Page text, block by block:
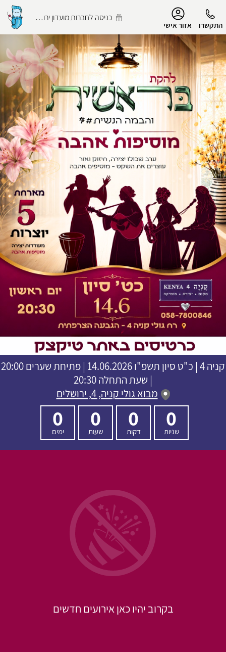
התקשרו אזור אישי
כניסה לחברות מועדון ירושלמי
הפרופיל שלי
התנתק
קניה 4 | כ"ט סיון תשפ"ו
14.06.2026 | פתיחת שערים 20:00
| שעת התחלה 20:30
מבוא גולי קניה, 4, ירושלים
0
שניות
0
דקות
0
שעות
0
ימים
בקרוב יהיו כאן אירועים חדשים